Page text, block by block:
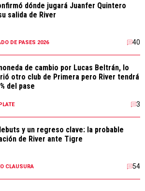
dónde jugará Juanfer Quintero
salida de River
DE PASES 2026 40
de cambio por Lucas Beltrán, lo
otro club de Primera pero River tendrá
del pase
3
y un regreso clave: la probable
de River ante Tigre
CLAUSURA 54